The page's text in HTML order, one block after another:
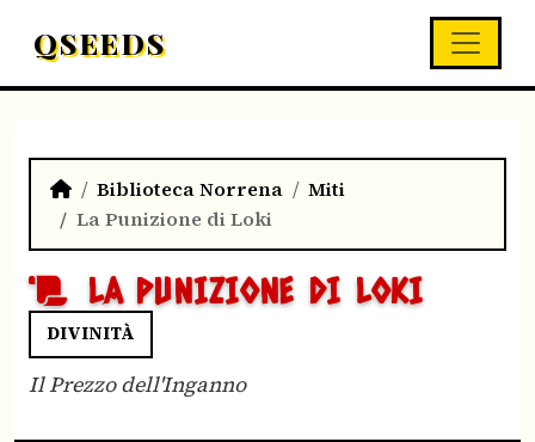
QSEEDS
Biblioteca Norrena
Miti
La Punizione di Loki
LA PUNIZIONE DI LOKI
DIVINITÀ
Il Prezzo dell'Inganno